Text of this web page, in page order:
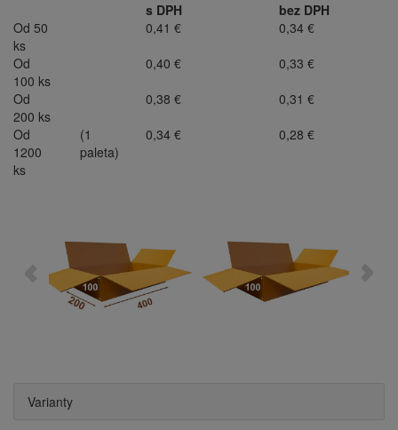
s DPH
bez DPH
Od 50
ks
0,41 €
0,34 €
Od
100 ks
0,40 €
0,33 €
Od
200 ks
0,38 €
0,31 €
Od
1200
ks
(1
paleta)
0,34 € 0,28 €
Varianty